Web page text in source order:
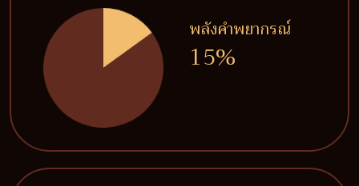
พลังคำพยากรณ์
15%